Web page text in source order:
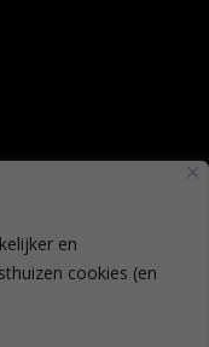
en
cookies (en